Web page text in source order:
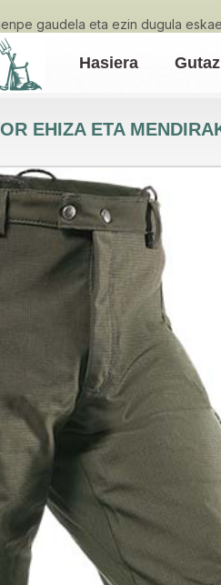
gaudela eta ezin dugula
Hasiera Gutaz
EHIZA ETA